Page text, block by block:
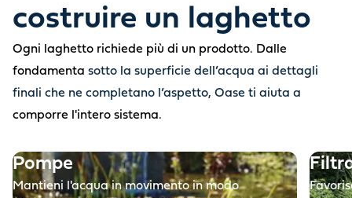
costruire un laghetto
Ogni laghetto richiede più di un prodotto. Dalle
fondamenta sotto la superficie dell’acqua ai dettagli
finali che ne completano l’aspetto, Oase ti aiuta a
comporre l'intero sistema.
Pompe
Mantieni l'acqua in movimento in modo